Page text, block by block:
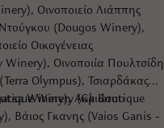
Οινοποιείο Λιάππης
(Dougos Winery),
Οικογένειας
Οινοποιία Πουλτσίδη
Olympus), Τσιαρδάκας
Winery (Gk Boutique
Winery), Ακριώτου
Βάιος Γκανης (Vaios Ganis -